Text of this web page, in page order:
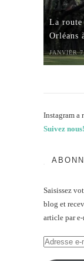
La route
Orléans
JANVIER
Instagram a
Suivez nous!
Saisissez
blog et
article par
Adresse